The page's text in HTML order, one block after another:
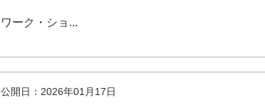
ワーク・ショ...
公開日：2026年01月17日